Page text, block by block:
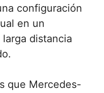
configuración
en un
distancia
que Mercedes-